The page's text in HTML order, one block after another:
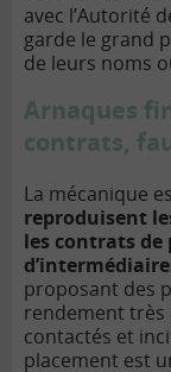
avec l’Autorité
garde le grand
de leurs noms
Arnaques
contrats,
La mécanique
reproduisent
les contrats de
proposant des
rendement très
contactés et
placement est